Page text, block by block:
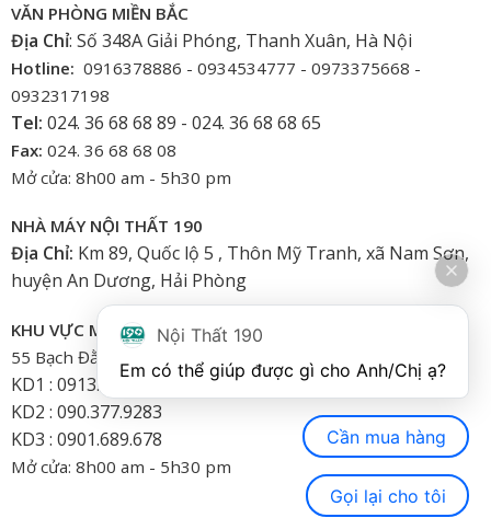
VĂN PHÒNG MIỀN BẮC
Địa Chỉ: Số 348A Giải Phóng, Thanh Xuân, Hà Nội
Hotline: 0916378886 - 0934534777 - 0973375668 -
0932317198
Tel: 024. 36 68 68 89 - 024. 36 68 68 65
Fax: 024. 36 68 68 08
Mở cửa: 8h00 am - 5h30 pm
NHÀ MÁY NỘI THẤT 190
Địa Chỉ: Km 89, Quốc lộ 5 , Thôn Mỹ Tranh, xã Nam Sơn,
huyện An Dương, Hải Phòng
KHU VỰC MIỀN NAM
55 Bạch Đằng, Phường 15, Bình Thạnh-HCM
KD1 : 0913.922.926
KD2 : 090.377.9283
KD3 : 0901.689.678
Mở cửa: 8h00 am - 5h30 pm
Nội Thất 190
Cần mua hàng
Gọi lại cho tôi